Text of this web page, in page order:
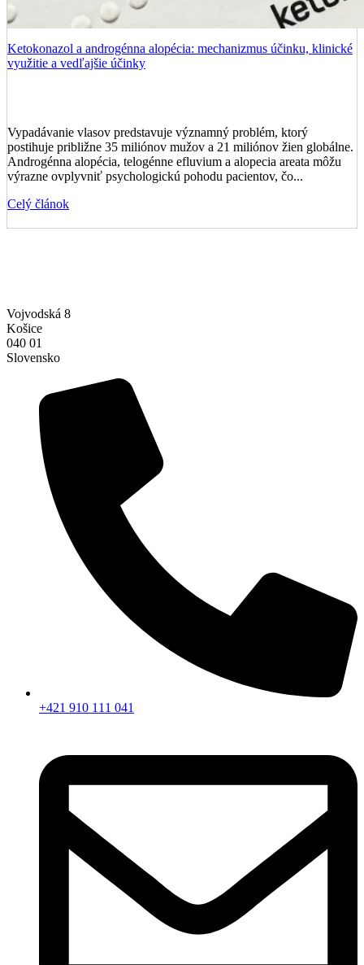
Ketokonazol a androgénna alopécia: mechanizmus účinku, klinické
využitie a vedľajšie účinky
Vypadávanie vlasov predstavuje významný problém, ktorý
postihuje približne 35 miliónov mužov a 21 miliónov žien globálne.
Androgénna alopécia, telogénne efluvium a alopecia areata môžu
výrazne ovplyvniť psychologickú pohodu pacientov, čo...
Celý článok
Vojvodská 8
Košice
040 01
Slovensko
+421 910 111 041